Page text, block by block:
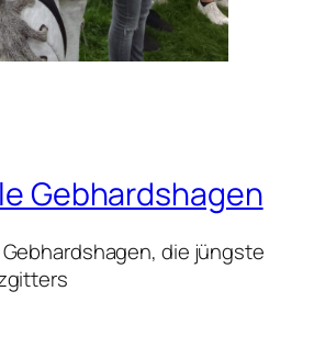
Gebhardshagen
die jüngste